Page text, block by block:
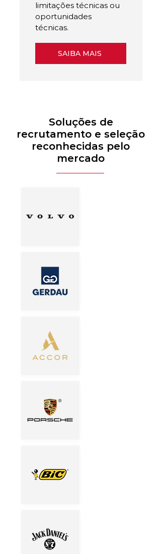
limitações técnicas ou
oportunidades
técnicas.
SAIBA MAIS
Soluções de
recrutamento e seleção
reconhecidas pelo
mercado